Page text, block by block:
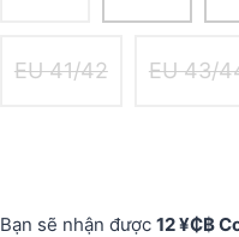
EU 41/42 EU 43/
Bạn sẽ nhận được 12 ¥₵฿